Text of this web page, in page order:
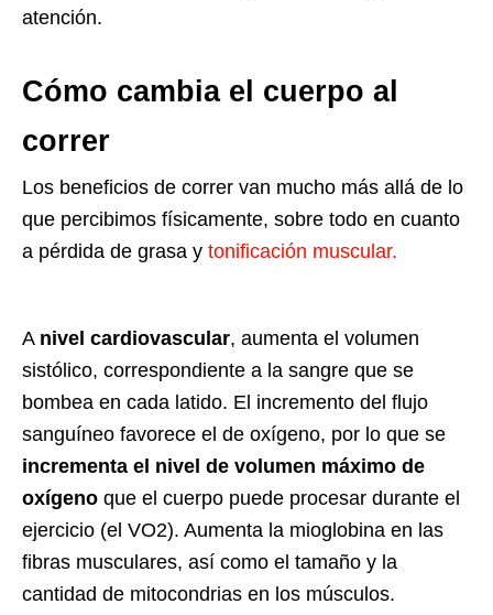
atención.
Cómo cambia el cuerpo al
correr
Los beneficios de correr van mucho más allá de lo
que percibimos físicamente, sobre todo en cuanto
a pérdida de grasa y tonificación muscular.
A nivel cardiovascular, aumenta el volumen
sistólico, correspondiente a la sangre que se
bombea en cada latido. El incremento del flujo
sanguíneo favorece el de oxígeno, por lo que se
incrementa el nivel de volumen máximo de
oxígeno que el cuerpo puede procesar durante el
ejercicio (el VO2). Aumenta la mioglobina en las
fibras musculares, así como el tamaño y la
cantidad de mitocondrias en los músculos.